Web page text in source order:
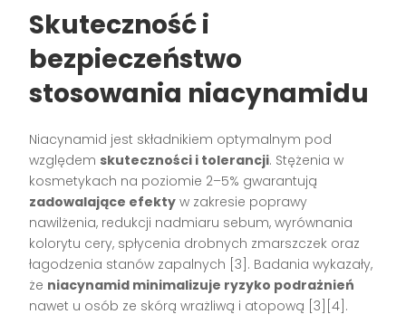
Skuteczność i
bezpieczeństwo
stosowania niacynamidu
Niacynamid jest składnikiem optymalnym pod
względem skuteczności i tolerancji. Stężenia w
kosmetykach na poziomie 2–5% gwarantują
zadowalające efekty w zakresie poprawy
nawilżenia, redukcji nadmiaru sebum, wyrównania
kolorytu cery, spłycenia drobnych zmarszczek oraz
łagodzenia stanów zapalnych [3]. Badania wykazały,
że niacynamid minimalizuje ryzyko podrażnień
nawet u osób ze skórą wrażliwą i atopową [3][4].